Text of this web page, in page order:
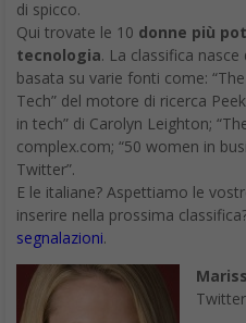
di spicco.
Qui trovate le 10 donne più
tecnologia. La classifica
basata su varie fonti come:
Tech” del motore di ricerca
in tech” di Carolyn Leighton;
complex.com; “50 women in
Twitter”.
E le italiane? Aspettiamo le
inserire nella prossima
segnalazioni.
Twitter